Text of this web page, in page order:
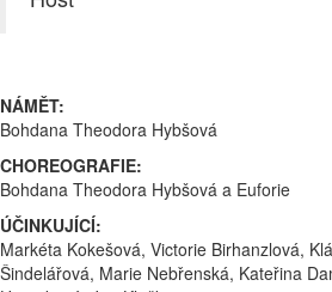
NÁMĚT:
Bohdana Theodora Hybšová
CHOREOGRAFIE:
Bohdana Theodora Hybšová a Euforie
ÚČINKUJÍCÍ:
Markéta Kokešová, Victorie Birhanzlová,
Šindelářová, Marie Nebřenská, Kateřina